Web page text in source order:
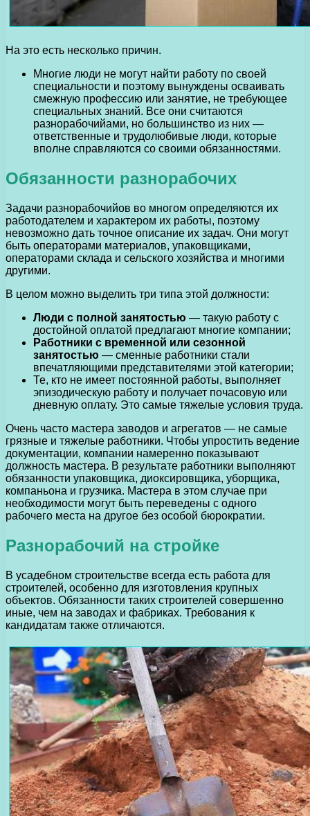
На это есть несколько причин.
Многие люди не могут найти работу по своей
специальности и поэтому вынуждены осваивать
смежную профессию или занятие, не требующее
специальных знаний. Все они считаются
разнорабочийами, но большинство из них —
ответственные и трудолюбивые люди, которые
вполне справляются со своими обязанностями.
Обязанности разнорабочих
Задачи разнорабочийов во многом определяются их
работодателем и характером их работы, поэтому
невозможно дать точное описание их задач. Они могут
быть операторами материалов, упаковщиками,
операторами склада и сельского хозяйства и многими
другими.
В целом можно выделить три типа этой должности:
Люди с полной занятостью — такую работу с
достойной оплатой предлагают многие компании;
Работники с временной или сезонной
занятостью — сменные работники стали
впечатляющими представителями этой категории;
Те, кто не имеет постоянной работы, выполняет
эпизодическую работу и получает почасовую или
дневную оплату. Это самые тяжелые условия труда.
Очень часто мастера заводов и агрегатов — не самые
грязные и тяжелые работники. Чтобы упростить ведение
документации, компании намеренно показывают
должность мастера. В результате работники выполняют
обязанности упаковщика, диоксировщика, уборщика,
компаньона и грузчика. Мастера в этом случае при
необходимости могут быть переведены с одного
рабочего места на другое без особой бюрократии.
Разнорабочий на стройке
В усадебном строительстве всегда есть работа для
строителей, особенно для изготовления крупных
объектов. Обязанности таких строителей совершенно
иные, чем на заводах и фабриках. Требования к
кандидатам также отличаются.